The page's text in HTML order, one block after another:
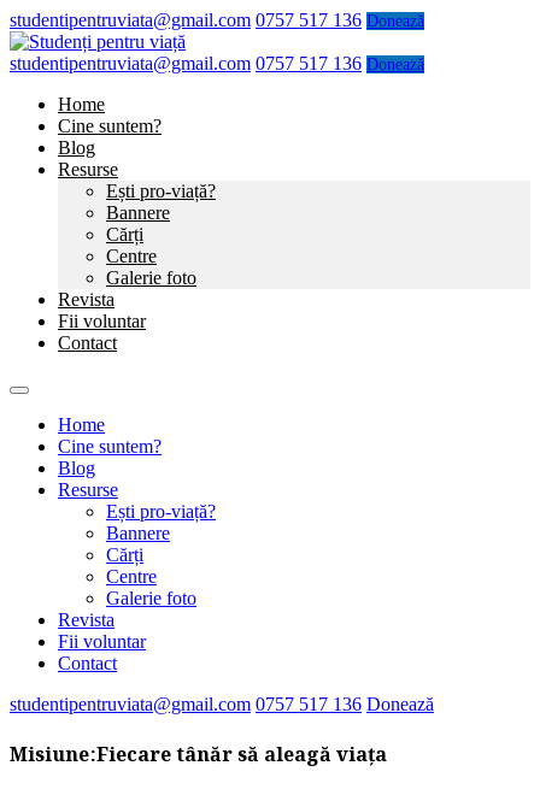
studentipentruviata@gmail.com 0757 517 136 Donează
studentipentruviata@gmail.com 0757 517 136 Donează
Home
Cine suntem?
Blog
Resurse
Ești pro-viață?
Bannere
Cărți
Centre
Galerie foto
Revista
Fii voluntar
Contact
Home
Cine suntem?
Blog
Resurse
Ești pro-viață?
Bannere
Cărți
Centre
Galerie foto
Revista
Fii voluntar
Contact
studentipentruviata@gmail.com 0757 517 136 Donează
Misiune:Fiecare tânăr să aleagă viața